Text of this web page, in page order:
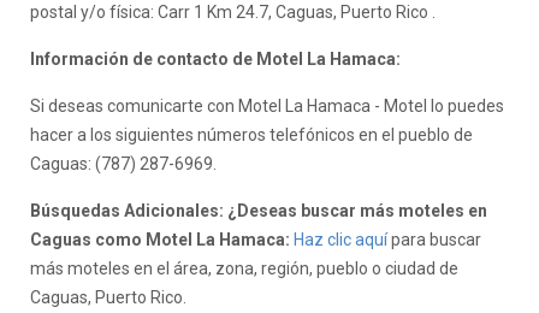
postal y/o física: Carr 1 Km 24.7, Caguas, Puerto Rico .
Información de contacto de Motel La Hamaca:
Si deseas comunicarte con Motel La Hamaca - Motel lo puedes
hacer a los siguientes números telefónicos en el pueblo de
Caguas: (787) 287-6969.
Búsquedas Adicionales: ¿Deseas buscar más moteles en
Caguas como Motel La Hamaca: Haz clic aquípara buscar
más moteles en el área, zona, región, pueblo o ciudad de
Caguas, Puerto Rico.